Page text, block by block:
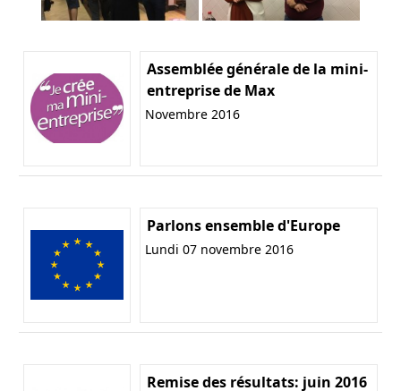
Assemblée générale de la mini-
entreprise de Max
Novembre 2016
Parlons ensemble d'Europe
Lundi 07 novembre 2016
Remise des résultats: juin 2016